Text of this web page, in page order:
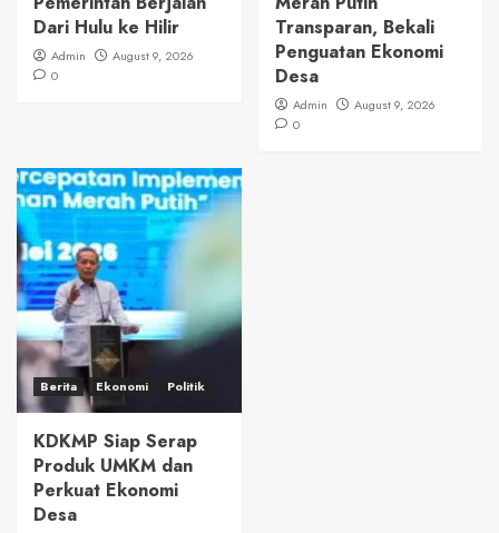
Dari Hulu ke Hilir
Admin
August 9, 2026
0
Transparan, Bekali
Penguatan Ekonomi
Desa
Admin
August 9, 2026
0
Berita Ekonomi Politik
KDKMP Siap Serap
Produk UMKM dan
Perkuat Ekonomi
Desa